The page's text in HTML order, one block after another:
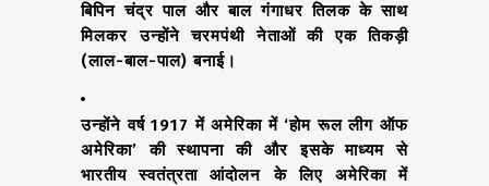
बिपिन चंद्र पाल और बाल गंगाधर तिलक के साथ
मिलकर उन्होंने चरमपंथी नेताओं की एक तिकड़ी
(लाल-बाल-पाल) बनाई।
उन्होंने वर्ष 1917 में अमेरिका में ‘होम रूल लीग ऑफ
अमेरिका’ की स्थापना की और इसके माध्यम से
भारतीय स्वतंत्रता आंदोलन के लिए अमेरिका में